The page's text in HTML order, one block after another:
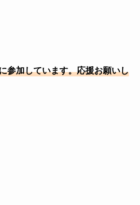
参加しています。応援お願いし